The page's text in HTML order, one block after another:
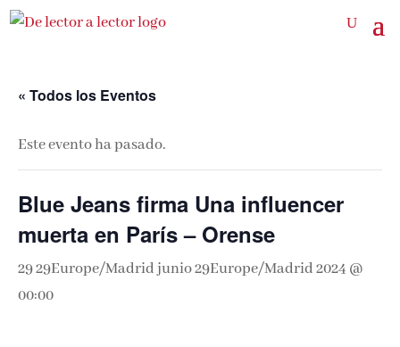
« Todos los Eventos
Este evento ha pasado.
Blue Jeans firma Una influencer
muerta en París – Orense
29 29Europe/Madrid junio 29Europe/Madrid 2024 @
00:00